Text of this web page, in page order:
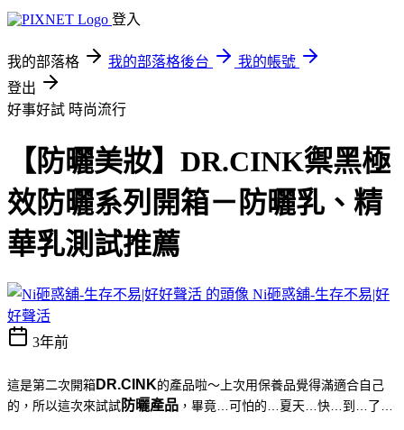
登入
我的部落格 我的部落格後台
我的帳號
登出
好事好試 時尚流行
【防曬美妝】DR.CINK禦黑極
效防曬系列開箱－防曬乳、精
華乳測試推薦
Ni砸惑舖-生存不易|好
好聲活
3年前
這是第二次開箱DR.CINK的產品啦～上次用保養品覺得滿適合自己
的，所以這次來試試防曬產品 ，畢竟…可怕的…夏天…快…到…了…